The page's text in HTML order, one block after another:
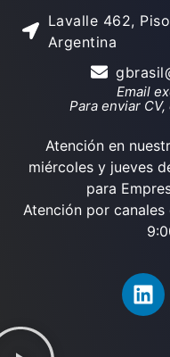
Lavalle 462,
Argentina
Email
Para enviar
Atención en
miércoles y jueves
para
Atención por